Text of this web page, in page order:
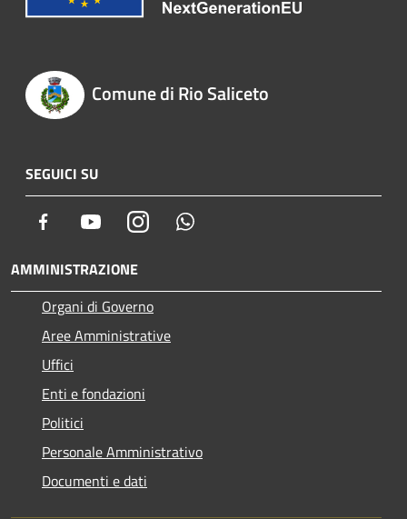
Comune di Rio Saliceto
SEGUICI SU
Facebook YoutubeInstagram
AMMINISTRAZIONE
Organi di Governo
Aree Amministrative
Uffici
Enti e fondazioni
Politici
Personale Amministrativo
Documenti e dati